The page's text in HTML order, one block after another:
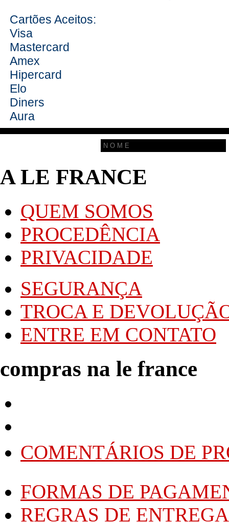
Cartões Aceitos:
Visa
Mastercard
Amex
Hipercard
Elo
Diners
Aura
A LE FRANCE
QUEM SOMOS
PROCEDÊNCIA
PRIVACIDADE
SEGURANÇA
TROCA E
ENTRE EM CONTATO
compras na le france
COMENTÁRIOS DE
FORMAS DE
REGRAS DE ENTREGA